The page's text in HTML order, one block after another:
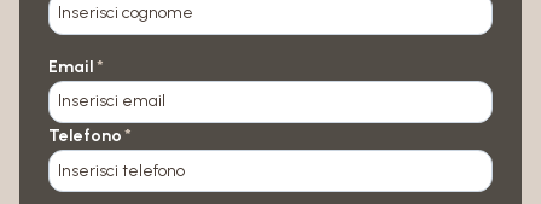
Email*
Telefono*